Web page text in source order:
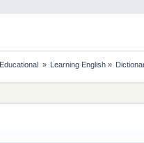
Educational » Learning English»